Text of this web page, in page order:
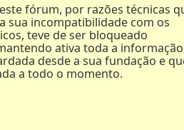
fórum, por razões técnicas
sua incompatibilidade com os
teve de ser bloqueado
ativa toda a informação
desde a sua fundação e
a todo o momento.